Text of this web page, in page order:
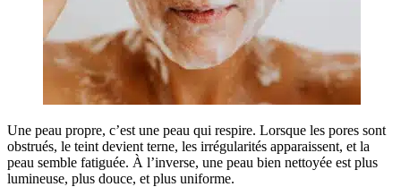
Une peau propre, c’est une peau qui respire. Lorsque les pores sont
obstrués, le teint devient terne, les irrégularités apparaissent, et la
peau semble fatiguée. À l’inverse, une peau bien nettoyée est plus
lumineuse, plus douce, et plus uniforme.